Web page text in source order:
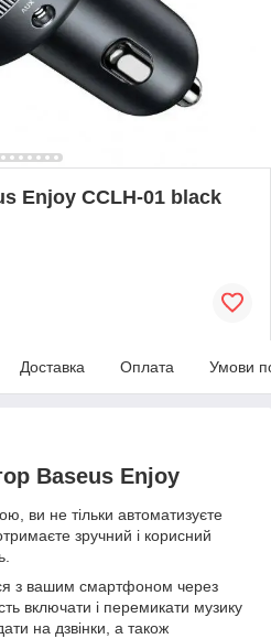
Enjoy CCLH-01 black
Доставка Оплата Умови
Baseus Enjoy
ви не тільки автоматизуєте
зручний і корисний
з вашим смартфоном через
включати і перемикати музику
на дзвінки, а також